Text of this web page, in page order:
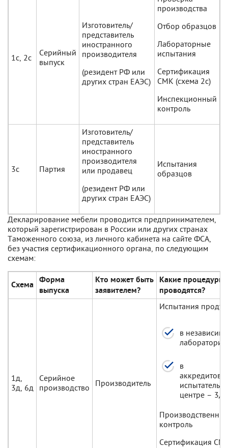
1с, 2с
Серийный
выпуск
Изготовитель/
представитель
иностранного
производителя
(резидент РФ или
других стран ЕАЭС)
производства
Отбор образцов
Лабораторные
испытания
Сертификация
СМК (схема 2с)
Инспекционный
контроль
3с Партия
Изготовитель/
представитель
иностранного
производителя
или продавец
(резидент РФ или
других стран ЕАЭС)
Испытания
образцов
Декларирование мебели проводится предпринимателем,
который зарегистрирован в России или других странах
Таможенного союза, из личного кабинета на сайте ФСА,
без участия сертификационного органа, по следующим
схемам:
Схема Форма
выпуска
Кто может быть
заявителем?
Какие процедуры
проводятся?
1д,
3д, 6д
Серийное
производство
Производитель
Испытания
в
в
центре – 3д,
контроль
Сертификация